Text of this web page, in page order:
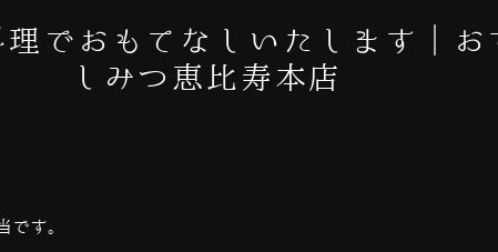
でおもてなしいたします｜
しみつ恵比寿本店
す。